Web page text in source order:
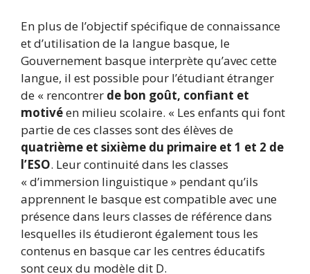
En plus de l’objectif spécifique de connaissance
et d’utilisation de la langue basque, le
Gouvernement basque interprète qu’avec cette
langue, il est possible pour l’étudiant étranger
de « rencontrer de bon goût, confiant et
motivéen milieu scolaire. « Les enfants qui font
partie de ces classes sont des élèves de
quatrième et sixième du primaire et 1 et 2 de
l’ESO. Leur continuité dans les classes
« d’immersion linguistique » pendant qu’ils
apprennent le basque est compatible avec une
présence dans leurs classes de référence dans
lesquelles ils étudieront également tous les
contenus en basque car les centres éducatifs
sont ceux du modèle dit D.